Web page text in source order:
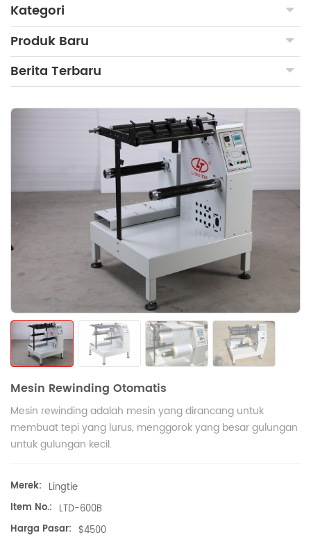
Kategori
Produk Baru
Berita Terbaru
Mesin Rewinding Otomatis
Mesin rewinding adalah mesin yang dirancang untuk
membuat tepi yang lurus, menggorok yang besargulungan
untuk gulungan kecil.
Merek: Lingtie
Item No.: LTD-600B
Harga Pasar: $4500